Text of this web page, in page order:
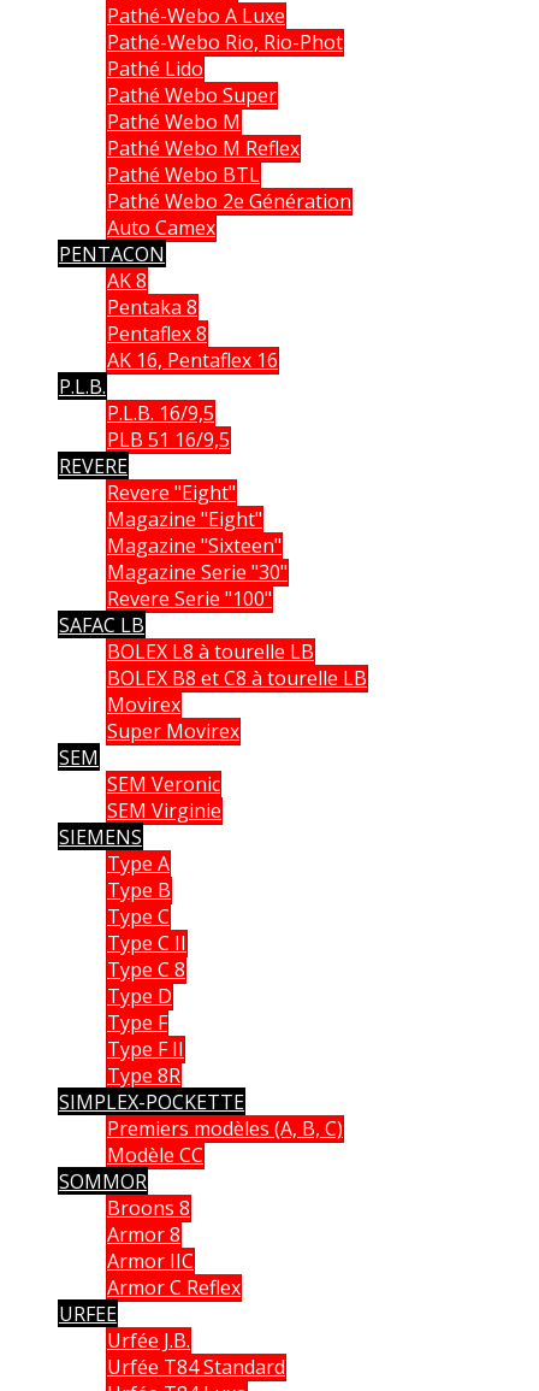
Pathé-Webo A Luxe
Pathé-Webo Rio, Rio-Phot
Pathé Lido
Pathé Webo Super
Pathé Webo M
Pathé Webo M Reflex
Pathé Webo BTL
Pathé Webo 2e Génération
Auto Camex
PENTACON
AK 8
Pentaka 8
Pentaflex 8
AK 16, Pentaflex 16
P.L.B.
P.L.B. 16/9,5
PLB 51 16/9,5
REVERE
Revere "Eight"
Magazine "Eight"
Magazine "Sixteen"
Magazine Serie "30"
Revere Serie "100"
SAFAC LB
BOLEX L8 à tourelle LB
BOLEX B8 et C8 à tourelle LB
Movirex
Super Movirex
SEM
SEM Veronic
SEM Virginie
SIEMENS
Type A
Type B
Type C
Type C II
Type C 8
Type D
Type F
Type F II
Type 8R
SIMPLEX-POCKETTE
Premiers modèles (A, B, C)
Modèle CC
SOMMOR
Broons 8
Armor 8
Armor IIC
Armor C Reflex
URFEE
Urfée J.B.
Urfée T84 Standard